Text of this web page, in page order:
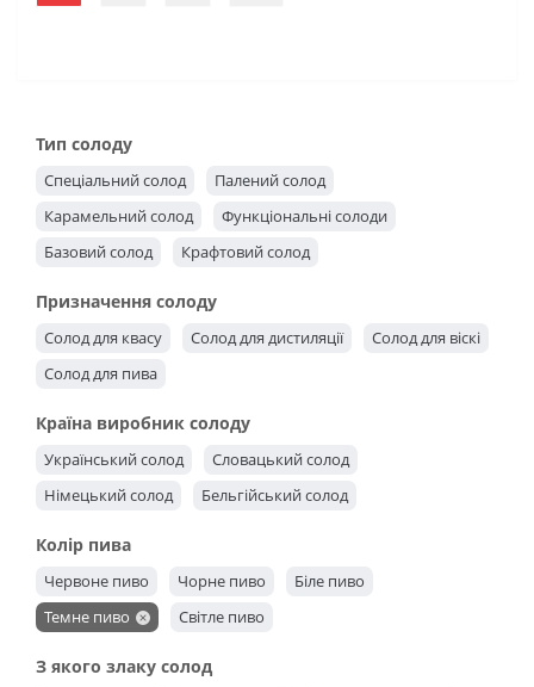
Тип солоду
Спеціальний солод
Палений солод
Карамельний солод
Функціональні солоди
Базовий солод
Крафтовий солод
Призначення солоду
Солод для квасу Солод для дистиляції
Солод для віскі
Солод для пива
Країна виробник солоду
Український солод
Словацький солод
Німецький солод
Бельгійський солод
Колір пива
Червоне пиво Чорне пиво
Біле пиво
Темне пиво
Світле пиво
З якого злаку солод